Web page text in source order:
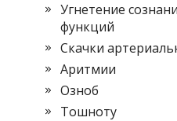
Угнетение
функций
Скачки
Аритмии
Озноб
Тошноту